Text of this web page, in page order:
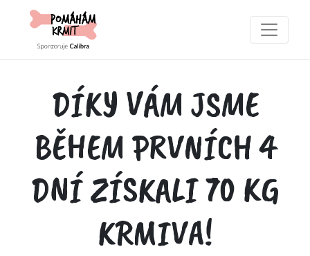
DÍKY VÁM JSME
BĚHEM PRVNÍCH 4
DNÍ ZÍSKALI 70 KG
KRMIVA!